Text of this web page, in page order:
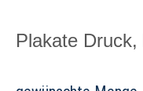
Plakate